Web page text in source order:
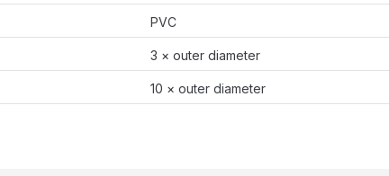
PVC
3 × outer diameter
10 × outer diameter